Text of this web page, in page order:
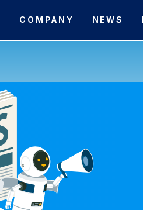
COMPANY NEWS